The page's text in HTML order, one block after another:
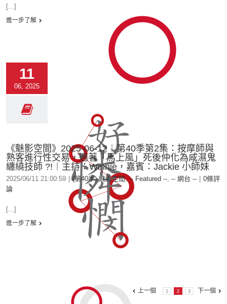
[...]
進一步了解
11
06, 2025
《魅影空間》2025-06-12︱第40季第2集：按摩師與
熟客進行性交易，遇著「馬上風」死後仲化為咸濕鬼
纏繞技師 ?!︱主持：Winnie，嘉賓：Jackie 小師妹
2025/06/11 21:00:59 (第40季) 魅影空間, -- Featured --, -- 網台 --
0條評
論
[...]
進一步了解
上一個 1 2 3 下一個